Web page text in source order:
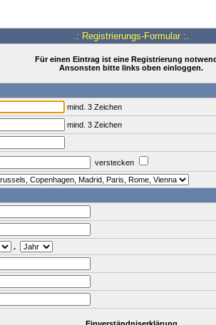
.: Registrierungs-Formular :.
Für einen Eintrag ist eine Registrierung
Ansonsten bitte links oben einloggen.
mind. 3 Zeichen
mind. 3 Zeichen
verstecken
.